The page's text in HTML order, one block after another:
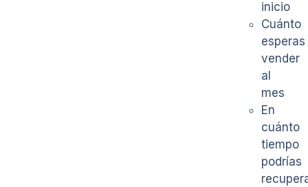
inicio
Cuánto
esperas
vender
al
mes
En
cuánto
tiempo
podrías